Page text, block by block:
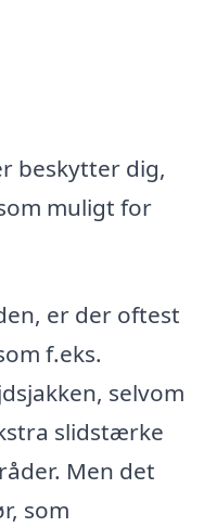
beskytter dig,
muligt for
er der oftest
f.eks.
selvom
slidstærke
Men det
som